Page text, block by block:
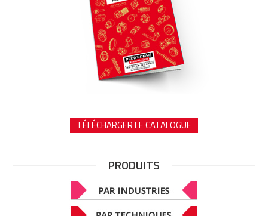
TÉLÉCHARGER LE CATALOGUE
PRODUITS